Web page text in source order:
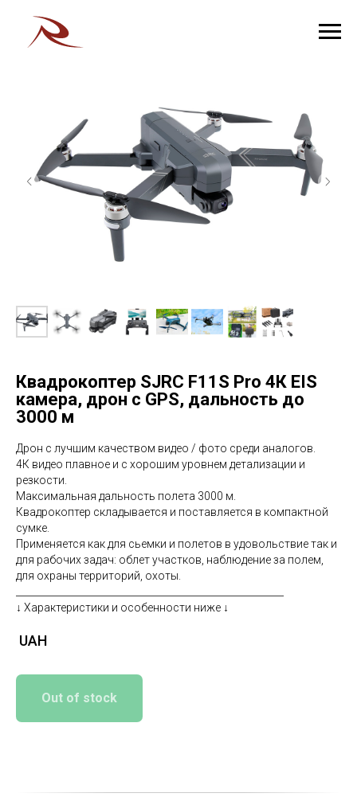
Квадрокоптер SJRC F11S Pro 4К EIS
камера, дрон с GPS, дальность до
3000 м
Дрон с лучшим качеством видео / фото среди аналогов.
4К видео плавное и с хорошим уровнем детализации и
резкости.
Максимальная дальность полета 3000 м.
Квадрокоптер складывается и поставляется в компактной
сумке.
Применяется как для сьемки и полетов в удовольствие так и
для рабочих задач: облет участков, наблюдение за полем,
для охраны территорий, охоты.
↓ Характеристики и особенности ниже ↓
UAH
Out of stock